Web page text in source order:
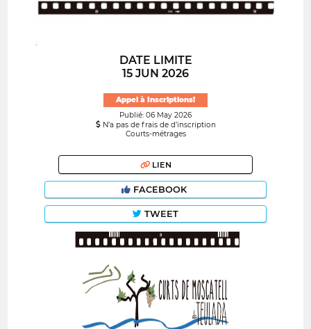
DATE LIMITE
15 JUN 2026
Appel à Inscriptions!
Publié: 06 May 2026
N’a pas de frais de d’inscription
Courts-métrages
LIEN
FACEBOOK
TWEET